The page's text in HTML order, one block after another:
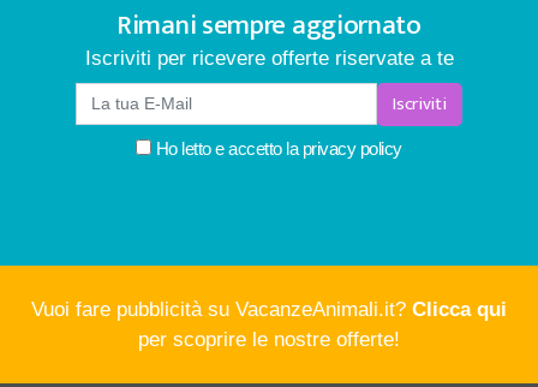
Rimani sempre aggiornato
Iscriviti per ricevere offerte riservate a te
Iscriviti
Ho letto e accetto la privacy policy
Vuoi fare pubblicità su VacanzeAnimali.it? Clicca qui
per scoprire le nostre offerte!